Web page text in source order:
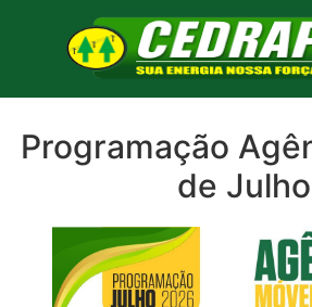
Programação
de Julho